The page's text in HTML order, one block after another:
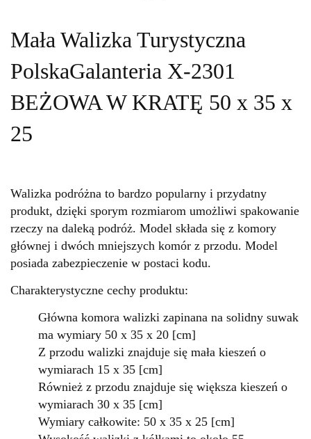
Mała Walizka Turystyczna
PolskaGalanteria X-2301
BEŻOWA W KRATĘ 50 x 35 x
25
Walizka podróżna to bardzo popularny i przydatny
produkt, dzięki sporym rozmiarom umożliwi spakowanie
rzeczy na daleką podróż. Model składa się z komory
głównej i dwóch mniejszych komór z przodu. Model
posiada zabezpieczenie w postaci kodu.
Charakterystyczne cechy produktu:
Główna komora walizki zapinana na solidny suwak
ma wymiary 50 x 35 x 20 [cm]
Z przodu walizki znajduje się mała kieszeń o
wymiarach 15 x 35 [cm]
Również z przodu znajduje się większa kieszeń o
wymiarach 30 x 35 [cm]
Wymiary całkowite: 50 x 35 x 25 [cm]